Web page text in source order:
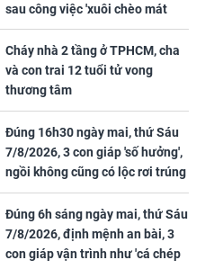
sau công việc 'xuôi chèo mát
mái', tiền tài 'thu về như nước',
tình duyên viên mãn
Cháy nhà 2 tầng ở TPHCM, cha
và con trai 12 tuổi tử vong
thương tâm
Đúng 16h30 ngày mai, thứ Sáu
7/8/2026, 3 con giáp 'số hưởng',
ngồi không cũng có lộc rơi trúng
đầu, vừa tránh được họa vừa có
tiền vàng
Đúng 6h sáng ngày mai, thứ Sáu
7/8/2026, định mệnh an bài, 3
con giáp vận trình như 'cá chép